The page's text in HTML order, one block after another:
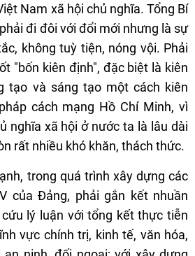
Nam xã hội chủ nghĩa. Tổng Bí
đi đôi với đổi mới nhưng là sự
không tuỳ tiện, nóng vội. Phải
"bốn kiên định", đặc biệt là kiên
tạo và sáng tạo một cách kiên
cách mạng Hồ Chí Minh, vì
nghĩa xã hội ở nước ta là lâu dài
rất nhiều khó khăn, thách thức.
trong quá trình xây dựng các
của Đảng, phải gắn kết nhuần
lý luận với tổng kết thực tiễn
vực chính trị, kinh tế, văn hóa,